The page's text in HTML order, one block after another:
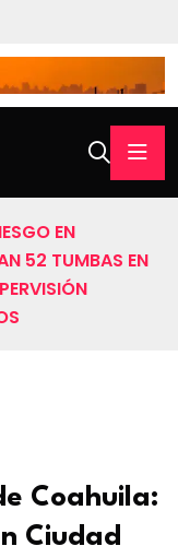
EN
52 TUMBAS EN
Coahuila:
Ciudad